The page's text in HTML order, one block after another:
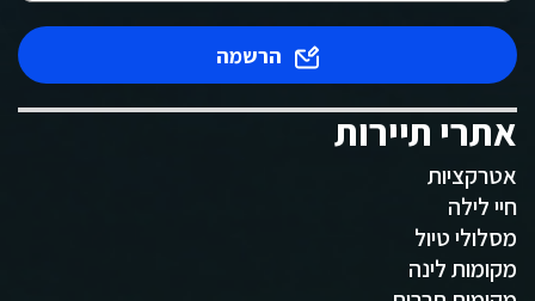
הרשמה
אתרי תיירות
אטרקציות
חיי לילה
מסלולי טיול
מקומות לינה